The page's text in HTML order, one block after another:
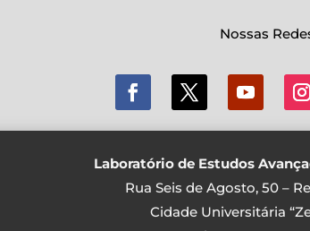
Nossas
Laboratório de Estudos
Rua Seis de Agosto, 50 –
Cidade Universitária